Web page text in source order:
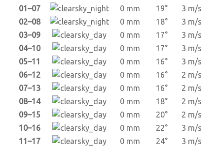
01–07
0 mm 19°
3 m/s
02–08
0 mm 18°
3 m/s
03–09
0 mm 17°
3 m/s
04–10
0 mm 17°
3 m/s
05–11
0 mm 16°
3 m/s
06–12
0 mm 16°
2 m/s
07–13
0 mm 16°
2 m/s
08–14
0 mm 18°
2 m/s
09–15
0 mm 20°
2 m/s
10–16
0 mm 22°
3 m/s
11–17
0 mm 24° 3 m/s